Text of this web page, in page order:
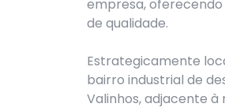
empresa,
de qualidade.
Estrategicamente
bairro industrial de
Valinhos, adjacente à